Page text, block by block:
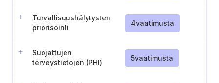
Turvallisuushälytysten
priorisointi
4vaatimusta
Suojattujen
terveystietojen (PHI)
5vaatimusta